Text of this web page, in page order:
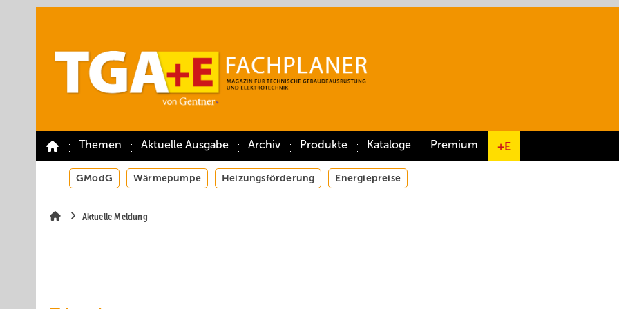
Themen Aktuelle Ausgabe Archiv Produkte Kataloge Premium +E
GModG Wärmepumpe Heizungsförderung Energiepreise
Aktuelle Meldung